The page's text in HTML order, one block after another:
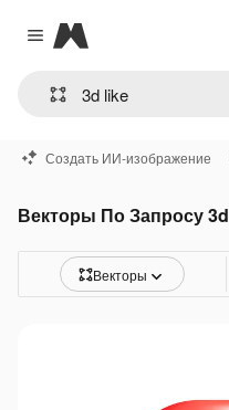
Close menu
Magnific
Создать ИИ-изображение
Векторы По Запросу
Векторы